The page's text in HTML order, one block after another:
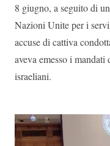
8 giugno, a seguito di
Nazioni Unite per i
accuse di cattiva
aveva emesso i
israeliani.